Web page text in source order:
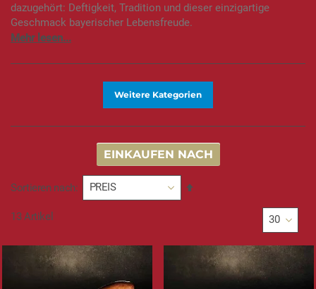
dazugehört: Deftigkeit, Tradition und dieser einzigartige
Geschmack bayerischer Lebensfreude.
Weitere Kategorien
EINKAUFEN NACH
Sortieren nach
In
13Artikel